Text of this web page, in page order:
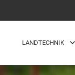
LANDTECHNIK